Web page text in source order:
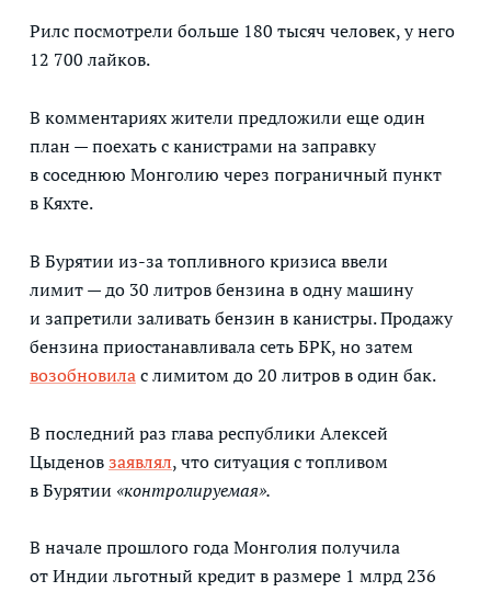
Рилс посмотрели больше 180 тысяч человек, у него
12 700 лайков.
В комментариях жители предложили еще один
план — поехать с канистрами на заправку
в соседнюю Монголию через пограничный пункт
в Кяхте.
В Бурятии из-за топливного кризиса ввели
лимит — до 30 литров бензина в одну машину
и запретили заливать бензин в канистры. Продажу
бензина приостанавливала сеть БРК, но затем
возобновилас лимитом до 20 литров в один бак.
В последний раз глава республики Алексей
Цыденовзаявлял, что ситуация с топливом
в Бурятии «контролируемая».
В начале прошлого года Монголия получила
от Индии льготный кредит в размере 1 млрд 236